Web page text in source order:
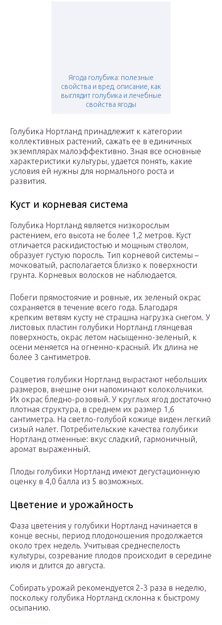
Ягода голубика: полезные
свойства и вред, описание, как
выглядит голубика и лечебные
свойства ягоды
Голубика Нортланд принадлежит к категории
коллективных растений, сажать ее в единичных
экземплярах малоэффективно. Зная все основные
характеристики культуры, удается понять, какие
условия ей нужны для нормального роста и
развития.
Куст и корневая система
Голубика Нортланд является низкорослым
растением, его высота не более 1,2 метров. Куст
отличается раскидистостью и мощным стволом,
образует густую поросль. Тип корневой системы –
мочковатый, располагается близко к поверхности
грунта. Корневых волосков не наблюдается.
Побеги прямостоячие и ровные, их зеленый окрас
сохраняется в течение всего года. Благодаря
крепким ветвям кусту не страшна нагрузка снегом. У
листовых пластин голубики Нортланд глянцевая
поверхность, окрас летом насыщенно-зеленый, к
осени меняется на огненно-красный. Их длина не
более 3 сантиметров.
Соцветия голубики Нортланд вырастают небольших
размеров, внешне они напоминают колокольчики.
Их окрас бледно-розовый. У круглых ягод достаточно
плотная структура, в среднем их размер 1,6
сантиметра. На светло-голубой кожице виден легкий
сизый налет. Потребительские качества голубики
Нортланд отменные: вкус сладкий, гармоничный,
аромат выраженный.
Плоды голубики Нортланд имеют дегустационную
оценку в 4,0 балла из 5 возможных.
Цветение и урожайность
Фаза цветения у голубики Нортланд начинается в
конце весны, период плодоношения продолжается
около трех недель. Учитывая среднеспелость
культуры, созревание плодов происходит в середине
июля и длится до августа.
Собирать урожай рекомендуется 2-3 раза в неделю,
поскольку голубика Нортланд склонна к быстрому
осыпанию.